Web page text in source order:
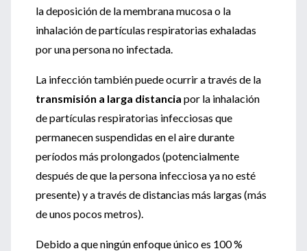
la deposición de la membrana mucosa o la
inhalación de partículas respiratorias exhaladas
por una persona no infectada.
La infección también puede ocurrir a través de la
transmisión a larga distancia por la inhalación
de partículas respiratorias infecciosas que
permanecen suspendidas en el aire durante
períodos más prolongados (potencialmente
después de que la persona infecciosa ya no esté
presente) y a través de distancias más largas (más
de unos pocos metros).
Debido a que ningún enfoque único es 100 %